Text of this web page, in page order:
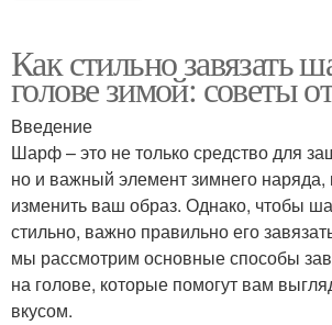
Как стильно завязать
голове зимой: советы
Введение
Шарф – это не только средство для
но и важный элемент зимнего
изменить ваш образ. Однако, чтобы
стильно, важно правильно его
мы рассмотрим основные способы
на голове, которые помогут вам
вкусом.